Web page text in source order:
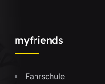
myfriends
Fahrschule